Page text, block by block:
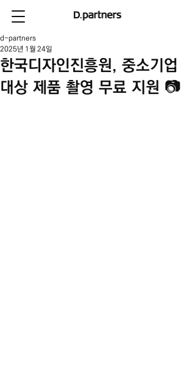
한국디자인진흥원, 중소기업
대상 제품 촬영 무료 지원 📷
d-partners
2025년 1월 24일